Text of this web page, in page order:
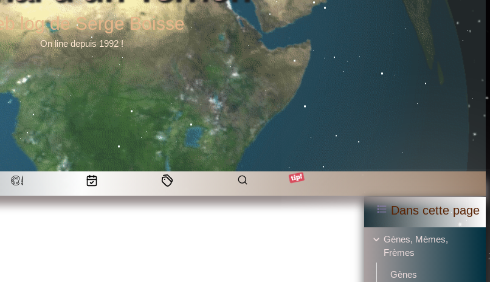
log de Serge Boisse
On line depuis 1992 !
Dans cette page
Gènes, Mèmes,
Frèmes
Gènes